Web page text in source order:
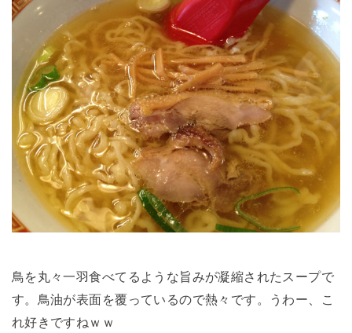
鳥を丸々一羽食べてるような旨みが凝縮されたスープで
す。鳥油が表面を覆っているので熱々です。うわー、こ
れ好きですねｗｗ